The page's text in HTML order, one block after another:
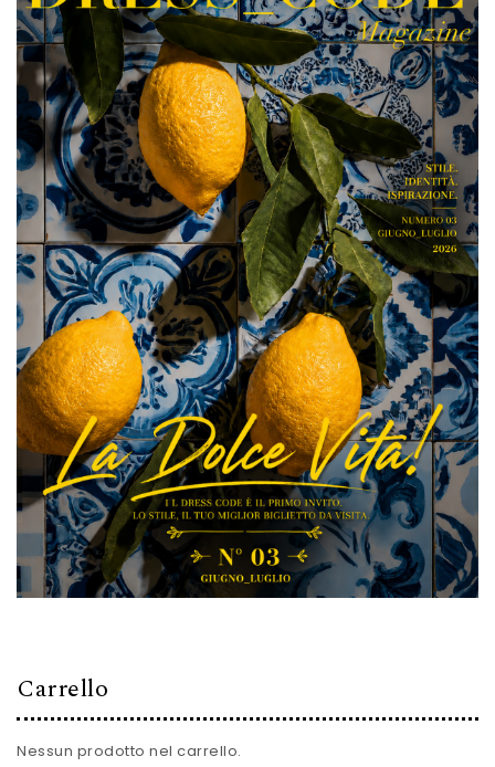
Carrello
Nessun prodotto nel carrello.